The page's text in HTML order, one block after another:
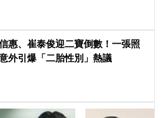
惠、崔泰俊迎二寶倒數！一張照
外引爆「二胎性別」熱議